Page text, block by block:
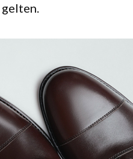
gelten.